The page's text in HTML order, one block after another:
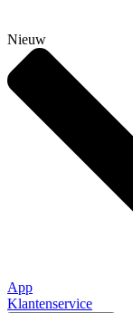
Nieuw
App
Klantenservice